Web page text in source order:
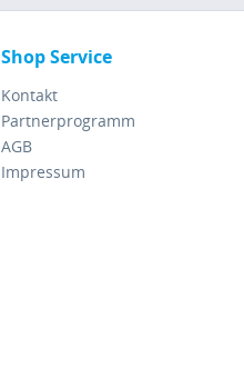
Shop Service
Kontakt
Partnerprogramm
AGB
Impressum